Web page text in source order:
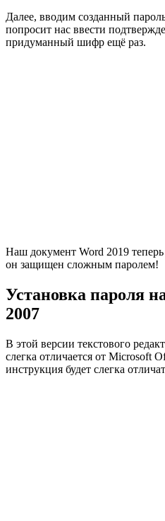
Далее, вводим созданный
попросит нас ввести
придуманный шифр ещё раз.
Наш документ Word 2019 теперь
он защищен сложным паролем!
Установка пароля
2007
В этой версии текстового
слегка отличается от Microsoft
инструкция будет слегка